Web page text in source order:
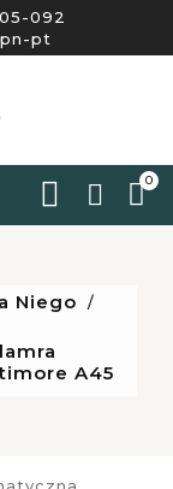
092
pt
 0
Niego
A45